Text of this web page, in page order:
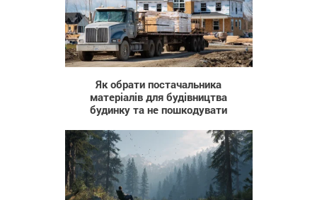
27
Як обрати постачальника
матеріалів для будівництва
будинку та не пошкодувати